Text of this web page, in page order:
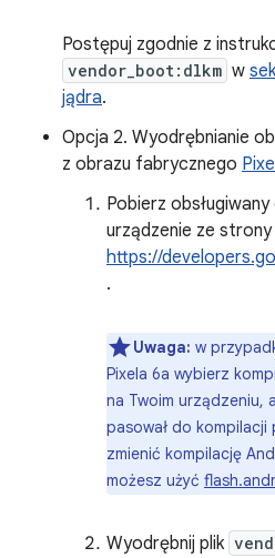
Postępuj zgodnie z
vendor_boot:dlkm w
jądra.
Opcja 2. Wyodrębnianie
z obrazu fabrycznego
Pobierz
urządzenie ze strony
https://
.
Uwaga: w
Pixela 6a wybierz
na Twoim urządzeniu,
pasował do
zmienić kompilację
możesz użyć
Wyodrębnij plik